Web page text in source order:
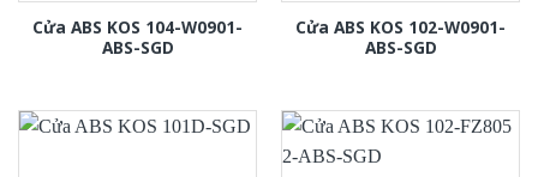
Cửa ABS KOS 104-W0901-
ABS-SGD
Cửa ABS KOS 102-W0901-
ABS-SGD